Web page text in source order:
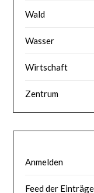
Wald
Wasser
Wirtschaft
Zentrum
Anmelden
Feed der Einträge